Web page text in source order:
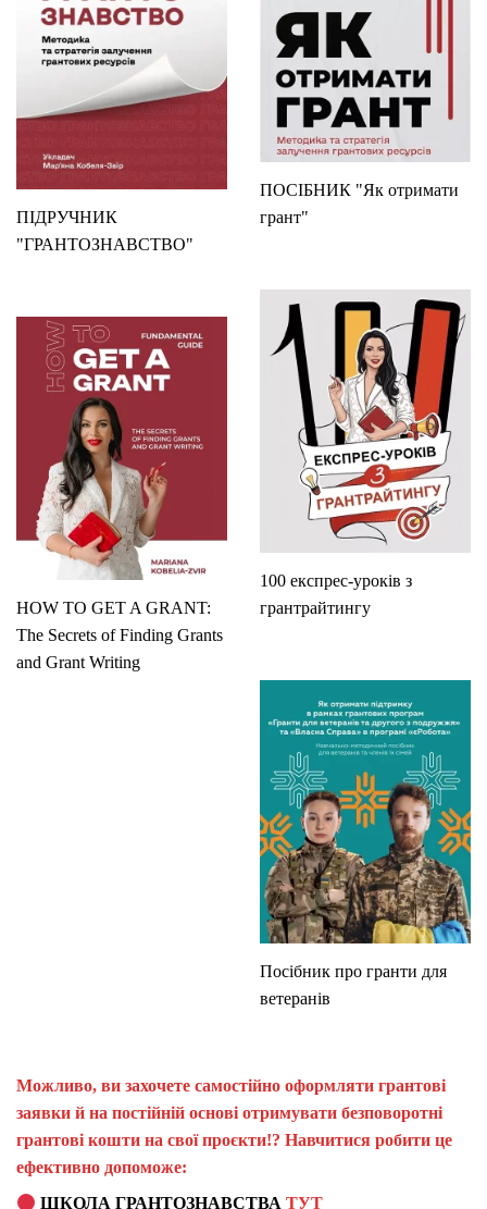
ПОСІБНИК "Як отримати
грант"
ПІДРУЧНИК
"ГРАНТОЗНАВСТВО"
100 експрес-уроків з
грантрайтингу
HOW TO GET A GRANT:
The Secrets of Finding Grants
and Grant Writing
Посібник про гранти для
ветеранів
Можливо, ви захочете самостійно оформляти грантові
заявки й на постійній основі отримувати безповоротні
грантові кошти на свої проєкти!? Навчитися робити це
ефективно допоможе:
ШКОЛА ГРАНТОЗНАВСТВАТУТ